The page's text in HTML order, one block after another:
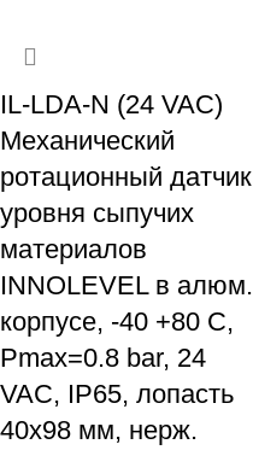
IL-LDA-N (24 VAC)
Механический
ротационный датчик
уровня сыпучих
материалов
INNOLEVEL в алюм.
корпусе, -40 +80 С,
Рmax=0.8 bar, 24
VAC, IP65, лопасть
40х98 мм, нерж.